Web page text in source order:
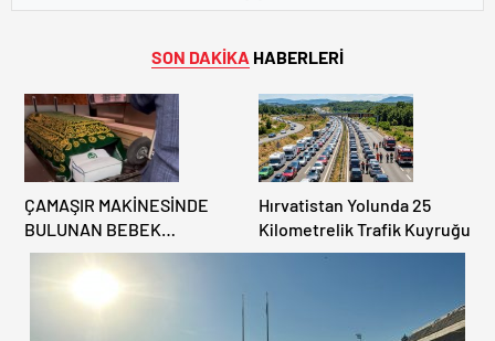
SON DAKİKA HABERLERİ
ÇAMAŞIR MAKİNESİNDE
BULUNAN BEBEK
CENAZESİ ŞOK ETTİ
Hırvatistan Yolunda 25
Kilometrelik Trafik Kuyruğu